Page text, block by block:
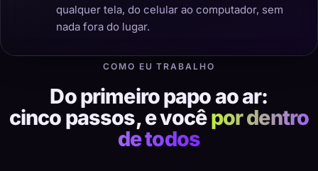
qualquer tela, do celular ao computador, sem
nada fora do lugar.
COMO EU TRABALHO
Do primeiro papo ao ar:
cinco passos, e vocêpor dentro
de todos